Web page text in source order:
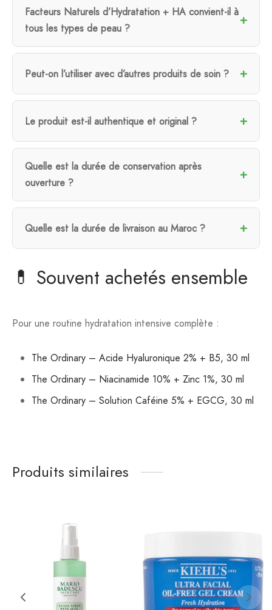
Facteurs Naturels d’Hydratation + HA convient-il à
tous les types de peau ?
Peut-on l’utiliser avec d’autres produits de soin ?
Le produit est-il authentique et original ?
Quelle est la durée de conservation après
ouverture ?
Quelle est la durée de livraison au Maroc ?
💊 Souvent achetés ensemble
Pour une routine hydratation intensive complète :
The Ordinary – Acide Hyaluronique 2% + B5, 30 ml
The Ordinary – Niacinamide 10% + Zinc 1%, 30 ml
The Ordinary – Solution Caféine 5% + EGCG, 30 ml
Produits similaires